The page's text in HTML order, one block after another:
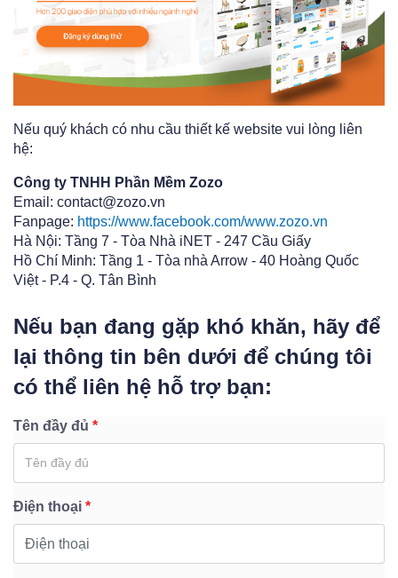
Nếu quý khách có nhu cầu thiết kế website vui lòng liên
hệ:
Công ty TNHH Phần Mềm Zozo
Email: contact@zozo.vn
Fanpage: https://www.facebook.com/www.zozo.vn
Hà Nội: Tầng 7 - Tòa Nhà iNET - 247 Cầu Giấy
Hồ Chí Minh: Tầng 1 - Tòa nhà Arrow - 40 Hoàng Quốc
Việt - P.4 - Q. Tân Bình
Nếu bạn đang gặp khó khăn, hãy để
lại thông tin bên dưới để chúng tôi
có thể liên hệ hỗ trợ bạn:
Tên đầy đủ *
Điện thoại *